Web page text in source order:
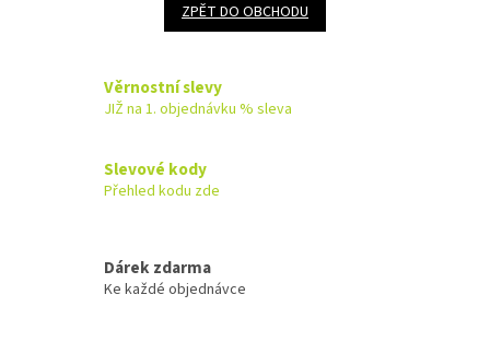
ZPĚT DO OBCHODU
Věrnostní slevy
JIŽ na 1. objednávku % sleva
Slevové kody
Přehled kodu zde
Dárek zdarma
Ke každé objednávce